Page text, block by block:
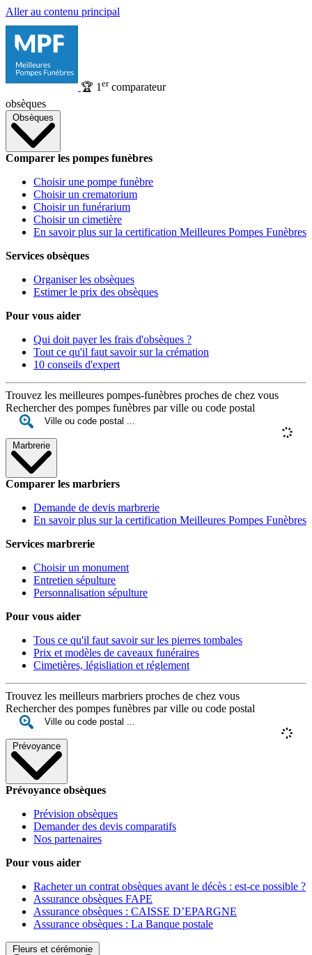
Aller au contenu principal
🏆 1 ercomparateur
obsèques
Obsèques
Comparer les pompes funèbres
Choisir une pompe funèbre
Choisir un crematorium
Choisir un funérarium
Choisir un cimetière
En savoir plus sur la certification Meilleures Pompes Funèbres
Services obsèques
Organiser les obsèques
Estimer le prix des obsèques
Pour vous aider
Qui doit payer les frais d'obsèques ?
Tout ce qu'il faut savoir sur la crémation
10 conseils d'expert
Trouvez les meilleures pompes-funèbres proches de chez vous
Rechercher des pompes funèbres par ville ou code postal
Marbrerie
Comparer les marbriers
Demande de devis marbrerie
En savoir plus sur la certification Meilleures Pompes Funèbres
Services marbrerie
Choisir un monument
Entretien sépulture
Personnalisation sépulture
Pour vous aider
Tous ce qu'il faut savoir sur les pierres tombales
Prix et modèles de caveaux funéraires
Cimetières, législiation et réglement
Trouvez les meilleurs marbriers proches de chez vous
Rechercher des pompes funèbres par ville ou code postal
Prévoyance
Prévoyance obsèques
Prévision obsèques
Demander des devis comparatifs
Nos partenaires
Pour vous aider
Racheter un contrat obsèques avant le décès : est-ce possible ?
Assurance obsèques FAPE
Assurance obsèques : CAISSE D’EPARGNE
Assurance obsèques : La Banque postale
Fleurs et cérémonie